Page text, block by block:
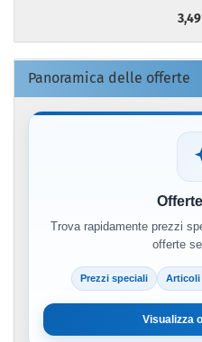
Panoramica delle offerte
Trova rapidamente prezzi
offerte
Prezzi speciali Articoli
Visualizza